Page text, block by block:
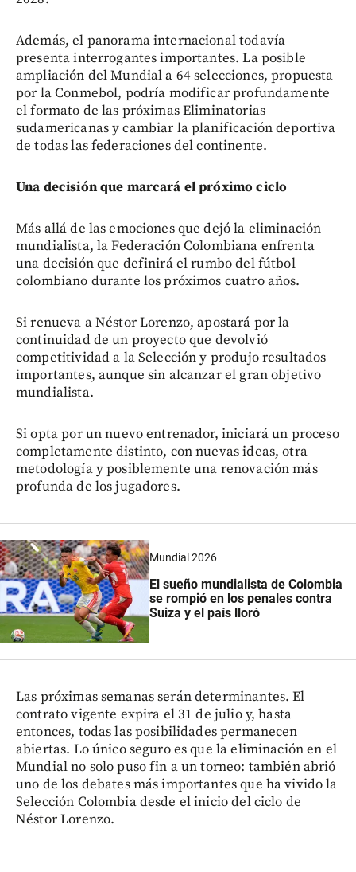
Además, el panorama internacional todavía
presenta interrogantes importantes. La posible
ampliación del Mundial a 64 selecciones, propuesta
por la Conmebol, podría modificar profundamente
el formato de las próximas Eliminatorias
sudamericanas y cambiar la planificación deportiva
de todas las federaciones del continente.
Una decisión que marcará el próximo ciclo
Más allá de las emociones que dejó la eliminación
mundialista, la Federación Colombiana enfrenta
una decisión que definirá el rumbo del fútbol
colombiano durante los próximos cuatro años.
Si renueva a Néstor Lorenzo, apostará por la
continuidad de un proyecto que devolvió
competitividad a la Selección y produjo resultados
importantes, aunque sin alcanzar el gran objetivo
mundialista.
Si opta por un nuevo entrenador, iniciará un proceso
completamente distinto, con nuevas ideas, otra
metodología y posiblemente una renovación más
profunda de los jugadores.
Mundial 2026
El sueño mundialista de Colombia
se rompió en los penales contra
Suiza y el país lloró
Las próximas semanas serán determinantes. El
contrato vigente expira el 31 de julio y, hasta
entonces, todas las posibilidades permanecen
abiertas. Lo único seguro es que la eliminación en el
Mundial no solo puso fin a un torneo: también abrió
uno de los debates más importantes que ha vivido la
Selección Colombia desde el inicio del ciclo de
Néstor Lorenzo.